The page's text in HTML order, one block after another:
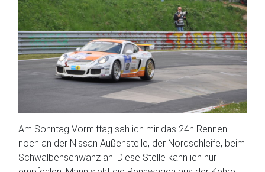
Am Sonntag Vormittag sah ich mir das 24h Rennen
noch an der Nissan Außenstelle, der Nordschleife, beim
Schwalbenschwanz an. Diese Stelle kann ich nur